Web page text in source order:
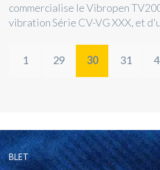
commercialise le Vibropen
vibration Série CV-VG XXX, et
1 29 30 31
BLET